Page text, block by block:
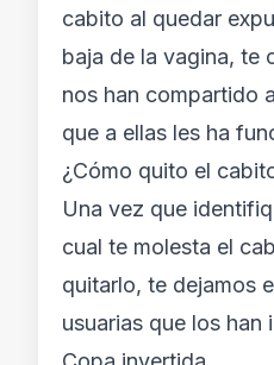
cabito al quedar
baja de la vagina, te
nos han compartido
que a ellas les ha
¿Cómo quito el
Una vez que
cual te molesta el
quitarlo, te dejamos
usuarias que los han